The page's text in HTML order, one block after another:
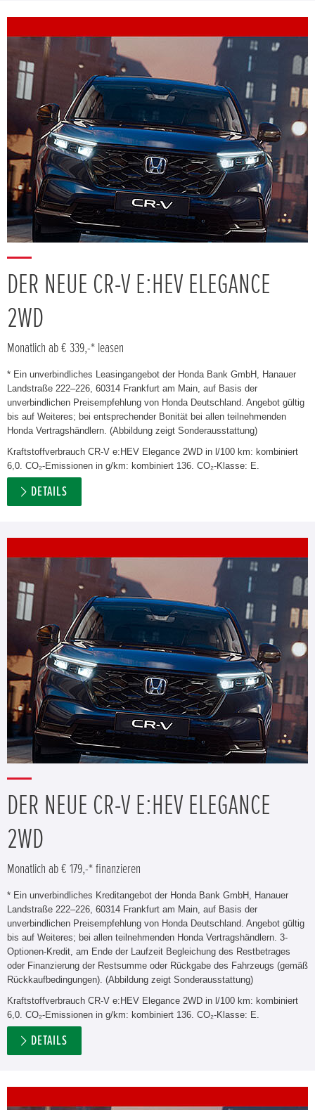
DER NEUE CR-V E:HEV ELEGANCE
2WD
Monatlich ab € 339,-* leasen
* Ein unverbindliches Leasingangebot der Honda Bank GmbH, Hanauer
Landstraße 222–226, 60314 Frankfurt am Main, auf Basis der
unverbindlichen Preisempfehlung von Honda Deutschland. Angebot gültig
bis auf Weiteres; bei entsprechender Bonität bei allen teilnehmenden
Honda Vertragshändlern. (Abbildung zeigt Sonderausstattung)
Kraftstoffverbrauch CR-V e:HEV Elegance 2WD in l/100 km: kombiniert
6,0. CO₂-Emissionen in g/km: kombiniert 136. CO₂-Klasse: E.
DETAILS
DER NEUE CR-V E:HEV ELEGANCE
2WD
Monatlich ab € 179,-* finanzieren
* Ein unverbindliches Kreditangebot der Honda Bank GmbH, Hanauer
Landstraße 222–226, 60314 Frankfurt am Main, auf Basis der
unverbindlichen Preisempfehlung von Honda Deutschland. Angebot gültig
bis auf Weiteres; bei allen teilnehmenden Honda Vertragshändlern. 3-
Optionen-Kredit, am Ende der Laufzeit Begleichung des Restbetrages
oder Finanzierung der Restsumme oder Rückgabe des Fahrzeugs (gemäß
Rückkaufbedingungen). (Abbildung zeigt Sonderausstattung)
Kraftstoffverbrauch CR-V e:HEV Elegance 2WD in l/100 km: kombiniert
6,0. CO₂-Emissionen in g/km: kombiniert 136. CO₂-Klasse: E.
DETAILS